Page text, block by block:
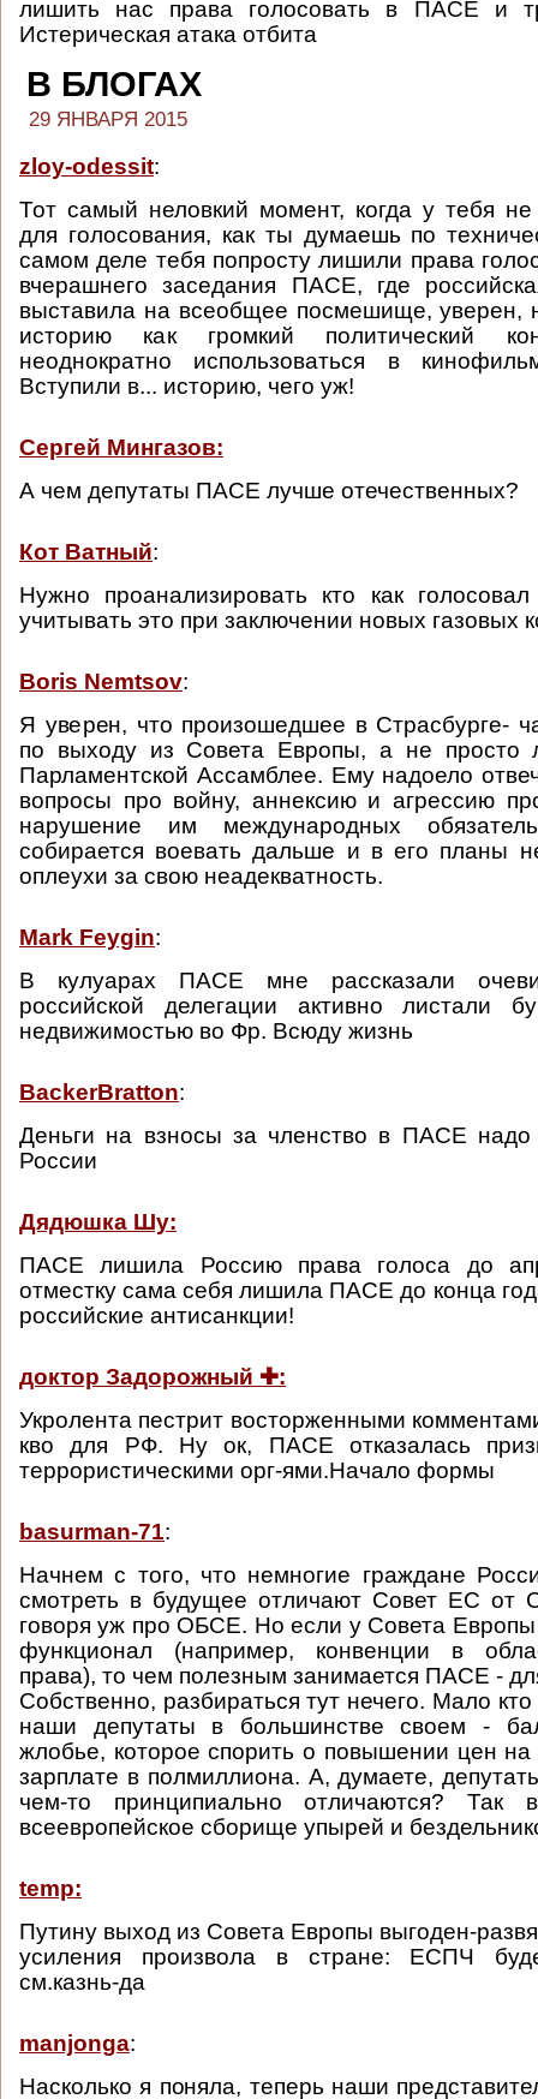
лишить нас права голосовать в ПАСЕ и
Истерическая атака отбита
В БЛОГАХ
29 ЯНВАРЯ 2015
zloy-odessit:
Тот самый неловкий момент, когда у тебя не
для голосования, как ты думаешь по
самом деле тебя попросту лишили права
вчерашнего заседания ПАСЕ, где
выставила на всеобщее посмешище, уверен,
историю как громкий политический
неоднократно использоваться в
Вступили в... историю, чего уж!
Сергей Мингазов:
А чем депутаты ПАСЕ лучше отечественных?
Кот Ватный:
Нужно проанализировать кто как
учитывать это при заключении новых газовых
Boris Nemtsov:
Я уверен, что произошедшее в Страсбурге-
по выходу из Совета Европы, а не просто
Парламентской Ассамблее. Ему надоело
вопросы про войну, аннексию и агрессию
нарушение им международных
собирается воевать дальше и в его планы
оплеухи за свою неадекватность.
Mark Feygin:
В кулуарах ПАСЕ мне рассказали
российской делегации активно листали
недвижимостью во Фр. Всюду жизнь
BackerBratton:
Деньги на взносы за членство в ПАСЕ надо
России
Дядюшка Шу:
ПАСЕ лишила Россию права голоса до
отместку сама себя лишила ПАСЕ до конца
российские антисанкции!
доктор Задорожный ✚:
Укролента пестрит восторженными
кво для РФ. Ну ок, ПАСЕ отказалась
террористическими орг-ями.Начало формы
basurman-71:
Начнем с того, что немногие граждане
смотреть в будущее отличают Совет ЕС от
говоря уж про ОБСЕ. Но если у Совета Европы
функционал (например, конвенции в
права), то чем полезным занимается ПАСЕ -
Собственно, разбираться тут нечего. Мало кто
наши депутаты в большинстве своем -
жлобье, которое спорить о повышении цен
зарплате в полмиллиона. А, думаете,
чем-то принципиально отличаются?
всеевропейское сборище упырей и
temp:
Путину выход из Совета Европы выгоден-
усиления произвола в стране: ЕСПЧ
см.казнь-да
manjonga:
Насколько я поняла, теперь наши